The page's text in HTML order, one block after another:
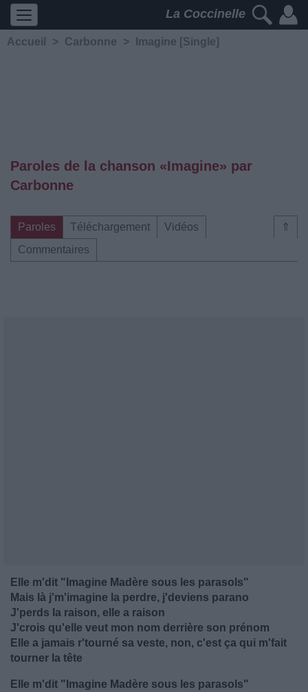
La Coccinelle
Accueil > Carbonne > Imagine [Single]
Paroles de la chanson «Imagine» par
Carbonne
⇑
Paroles Téléchargement
Vidéos
Commentaires
Elle m'dit "Imagine Madère sous les parasols"
Mais là j'm'imagine la perdre, j'deviens parano
J'perds la raison, elle a raison
J'crois qu'elle veut mon nom derrière son prénom
Elle a jamais r'tourné sa veste, non, c'est ça qui m'fait
tourner la tête
Elle m'dit "Imagine Madère sous les parasols"